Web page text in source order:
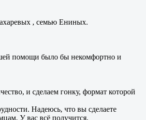
, семью Ениных.
помощи было бы некомфортно и
и сделаем гонку, формат которой
Надеюсь, что вы сделаете
У вас всё получится.